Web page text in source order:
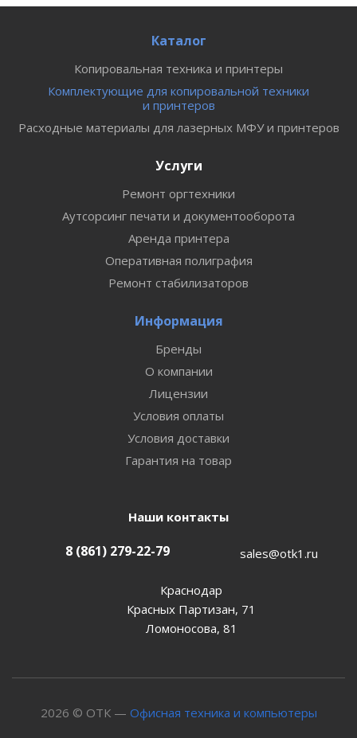
Каталог
Копировальная техника и принтеры
Комплектующие для копировальной техники
и принтеров
Расходные материалы для лазерных МФУ и принтеров
Услуги
Ремонт оргтехники
Аутсорсинг печати и документооборота
Аренда принтера
Оперативная полиграфия
Ремонт стабилизаторов
Информация
Бренды
О компании
Лицензии
Условия оплаты
Условия доставки
Гарантия на товар
Наши контакты
8 (861) 279-22-79 sales@otk1.ru
Краснодар
Красных Партизан, 71
Ломоносова, 81
2026 © ОТК — Офисная техника и компьютеры